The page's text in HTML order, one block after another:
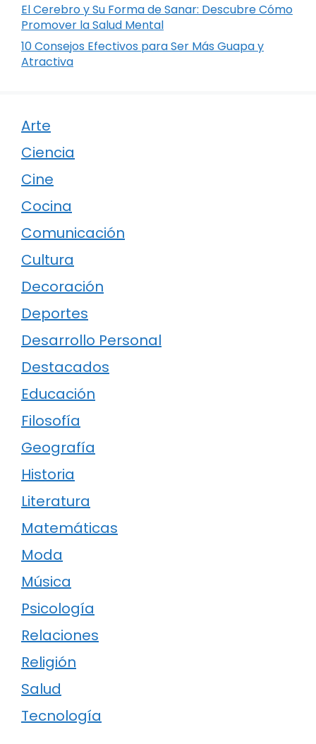
El Cerebro y Su Forma de Sanar: Descubre Cómo
Promover la Salud Mental
10 Consejos Efectivos para Ser Más Guapa y
Atractiva
Arte
Ciencia
Cine
Cocina
Comunicación
Cultura
Decoración
Deportes
Desarrollo Personal
Destacados
Educación
Filosofía
Geografía
Historia
Literatura
Matemáticas
Moda
Música
Psicología
Relaciones
Religión
Salud
Tecnología